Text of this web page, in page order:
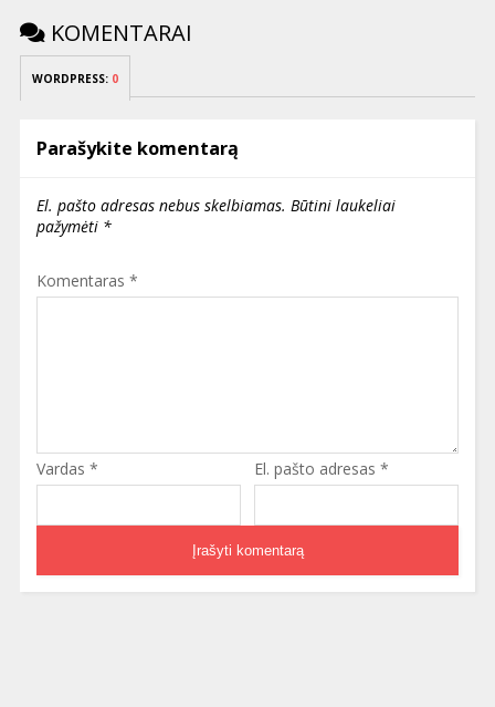
KOMENTARAI
WORDPRESS: 0
Parašykite komentarą
El. pašto adresas nebus skelbiamas. Būtini laukeliai
pažymėti *
Komentaras *
Vardas * El. pašto adresas *